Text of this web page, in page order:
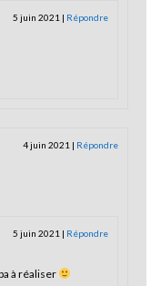
5 juin 2021 | Répondre
4 juin 2021 | Répondre
5 juin 2021 | Répondre
à réaliser